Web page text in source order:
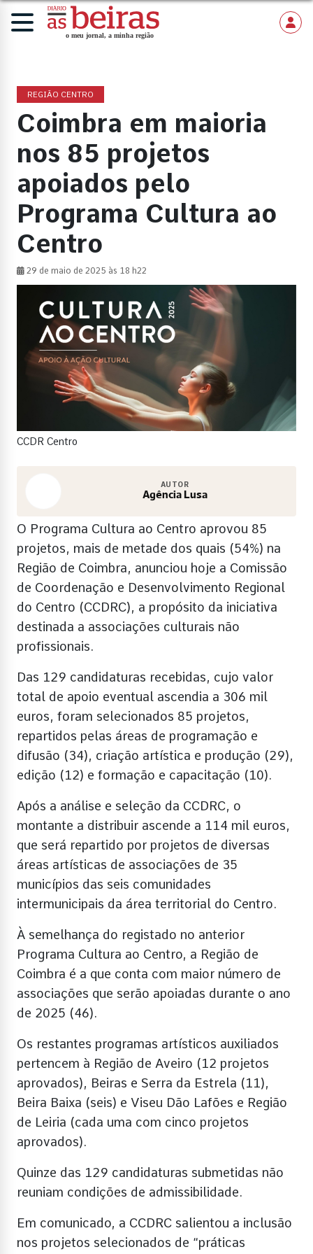
REGIÃO CENTRO
Coimbra em maioria
nos 85 projetos
apoiados pelo
Programa Cultura ao
Centro
29 de maio de 2025 às 18 h22
CCDR Centro
AUTOR
Agência Lusa
O Programa Cultura ao Centro aprovou 85
projetos, mais de metade dos quais (54%) na
Região de Coimbra, anunciou hoje a Comissão
de Coordenação e Desenvolvimento Regional
do Centro (CCDRC), a propósito da iniciativa
destinada a associações culturais não
profissionais.
Das 129 candidaturas recebidas, cujo valor
total de apoio eventual ascendia a 306 mil
euros, foram selecionados 85 projetos,
repartidos pelas áreas de programação e
difusão (34), criação artística e produção (29),
edição (12) e formação e capacitação (10).
Após a análise e seleção da CCDRC, o
montante a distribuir ascende a 114 mil euros,
que será repartido por projetos de diversas
áreas artísticas de associações de 35
municípios das seis comunidades
intermunicipais da área territorial do Centro.
À semelhança do registado no anterior
Programa Cultura ao Centro, a Região de
Coimbra é a que conta com maior número de
associações que serão apoiadas durante o ano
de 2025 (46).
Os restantes programas artísticos auxiliados
pertencem à Região de Aveiro (12 projetos
aprovados), Beiras e Serra da Estrela (11),
Beira Baixa (seis) e Viseu Dão Lafões e Região
de Leiria (cada uma com cinco projetos
aprovados).
Quinze das 129 candidaturas submetidas não
reuniam condições de admissibilidade.
Em comunicado, a CCDRC salientou a inclusão
nos projetos selecionados de “práticas